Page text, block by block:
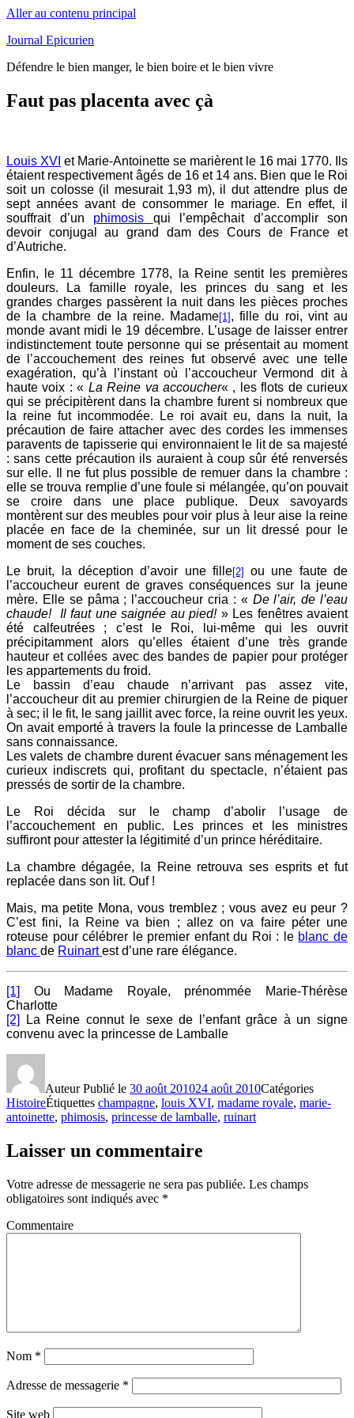
Aller au contenu principal
Journal Epicurien
Défendre le bien manger, le bien boire et le bien vivre
Faut pas placenta avec çà
Louis XVI et Marie-Antoinette se marièrent le 16 mai 1770. Ils
étaient respectivement âgés de 16 et 14 ans. Bien que le Roi
soit un colosse (il mesurait 1,93 m), il dut attendre plus de
sept années avant de consommer le mariage. En effet, il
souffrait d’un phimosis qui l’empêchait d’accomplir son
devoir conjugal au grand dam des Cours de France et
d’Autriche.
Enfin, le 11 décembre 1778, la Reine sentit les premières
douleurs. La famille royale, les princes du sang et les
grandes charges passèrent la nuit dans les pièces proches
de la chambre de la reine. Madame[1] , fille du roi, vint au
monde avant midi le 19 décembre. L’usage de laisser entrer
indistinctement toute personne qui se présentait au moment
de l’accouchement des reines fut observé avec une telle
exagération, qu’à l’instant où l’accoucheur Vermond dit à
haute voix : « La Reine va accoucher« , les flots de curieux
qui se précipitèrent dans la chambre furent si nombreux que
la reine fut incommodée. Le roi avait eu, dans la nuit, la
précaution de faire attacher avec des cordes les immenses
paravents de tapisserie qui environnaient le lit de sa majesté
: sans cette précaution ils auraient à coup sûr été renversés
sur elle. Il ne fut plus possible de remuer dans la chambre :
elle se trouva remplie d’une foule si mélangée, qu’on pouvait
se croire dans une place publique. Deux savoyards
montèrent sur des meubles pour voir plus à leur aise la reine
placée en face de la cheminée, sur un lit dressé pour le
moment de ses couches.
Le bruit, la déception d’avoir une fille[2]
ou une faute de
l’accoucheur eurent de graves conséquences sur la jeune
mère. Elle se pâma ; l’accoucheur cria : « De l’air, de l’eau
chaude! Il faut une saignée au pied!» Les fenêtres avaient
été calfeutrées ; c’est le Roi, lui-même qui les ouvrit
précipitamment alors qu’elles étaient d’une très grande
hauteur et collées avec des bandes de papier pour protéger
les appartements du froid.
Le bassin d’eau chaude n’arrivant pas assez vite,
l’accoucheur dit au premier chirurgien de la Reine de piquer
à sec; il le fit, le sang jaillit avec force, la reine ouvrit les yeux.
On avait emporté à travers la foule la princesse de Lamballe
sans connaissance.
Les valets de chambre durent évacuer sans ménagement les
curieux indiscrets qui, profitant du spectacle, n’étaient pas
pressés de sortir de la chambre.
Le Roi décida sur le champ d’abolir l’usage de
l’accouchement en public. Les princes et les ministres
suffiront pour attester la légitimité d’un prince héréditaire.
La chambre dégagée, la Reine retrouva ses esprits et fut
replacée dans son lit. Ouf !
Mais, ma petite Mona, vous tremblez ; vous avez eu peur ?
C’est fini, la Reine va bien ; allez on va faire péter une
roteuse pour célébrer le premier enfant du Roi : le blanc de
blanc de Ruinartest d’une rare élégance.
[1]
Ou Madame Royale, prénommée Marie-Thérèse
Charlotte
[2]
La Reine connut le sexe de l’enfant grâce à un signe
convenu avec la princesse de Lamballe
AuteurPublié le 30 août 201024 août 2010Catégories
HistoireÉtiquettes champagne, louis XVI, madame royale, marie-
antoinette, phimosis, princesse de lamballe, ruinart
Laisser un commentaire
Votre adresse de messagerie ne sera pas publiée. Les champs
obligatoires sont indiqués avec *
Commentaire
Nom *
Adresse de messagerie *
Site web